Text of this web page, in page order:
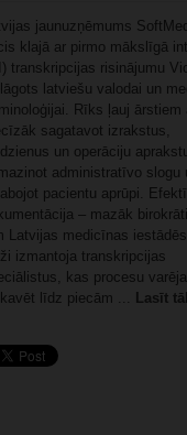
jaunuzņēmums
klajā ar pirmo mākslīgā
transkripcijas risinājumu
latviešu valodai un
Rīks ļauj ārstiem
sagatavot izrakstus,
un operāciju
administratīvo slogu
pacientu aprūpi.
– mazāk
Latvijas medicīnas
izmantoja transkripcijas
kas procesu varēja
līdz piecām ... Lasīt